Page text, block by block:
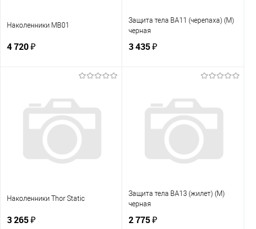
Наколенники MB01
4 720 ₽
Купить в 1 клик
К сравнению
В избранное
В наличии
Защита тела BA11 (черепаха) (M)
черная
3 435 ₽
Купить в 1 клик
К сравнению
В избранное
Под заказ
Наколенники Thor Static
3 265 ₽
Защита тела BA13 (жилет) (M)
черная
2 775 ₽